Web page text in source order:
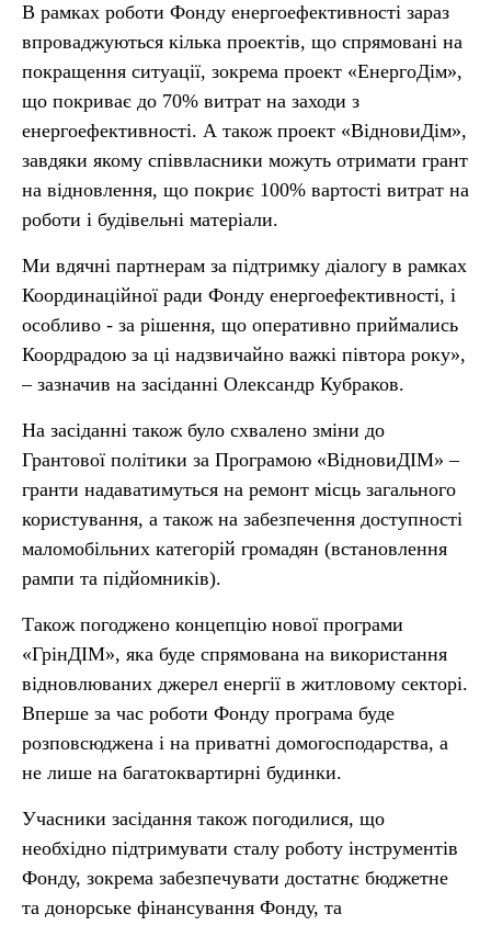
В рамках роботи Фонду енергоефективності зараз
впроваджуються кілька проектів, що спрямовані на
покращення ситуації, зокрема проект «ЕнергоДім»,
що покриває до 70% витрат на заходи з
енергоефективності. А також проект «ВідновиДім»,
завдяки якому співвласники можуть отримати грант
на відновлення, що покриє 100% вартості витрат на
роботи і будівельні матеріали.
Ми вдячні партнерам за підтримку діалогу в рамках
Координаційної ради Фонду енергоефективності, і
особливо - за рішення, що оперативно приймались
Коордрадою за ці надзвичайно важкі півтора року»,
– зазначив на засіданні Олександр Кубраков.
На засіданні також було схвалено зміни до
Грантової політики за Програмою «ВідновиДІМ» –
гранти надаватимуться на ремонт місць загального
користування, а також на забезпечення доступності
маломобільних категорій громадян (встановлення
рампи та підйомників).
Також погоджено концепцію нової програми
«ГрінДІМ», яка буде спрямована на використання
відновлюваних джерел енергії в житловому секторі.
Вперше за час роботи Фонду програма буде
розповсюджена і на приватні домогосподарства, а
не лише на багатоквартирні будинки.
Учасники засідання також погодилися, що
необхідно підтримувати сталу роботу інструментів
Фонду, зокрема забезпечувати достатнє бюджетне
та донорське фінансування Фонду, та